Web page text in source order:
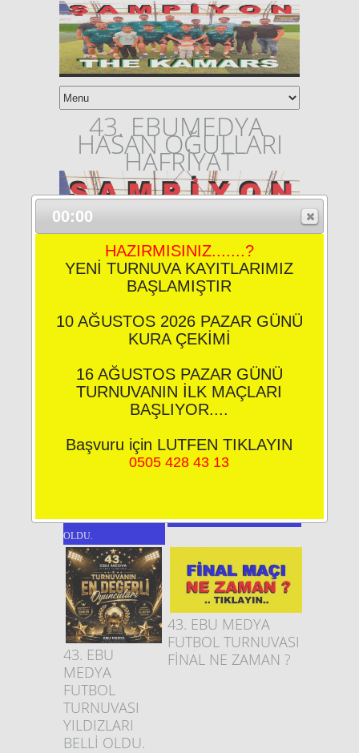
43. EBUMEDYA
HASAN OĞULLARI
HAFRİYAT
YILDIZLARI BELLİ
OLDU.
ZAMAN ?
43. EBU
MEDYA
FUTBOL
TURNUVASI
YILDIZLARI
BELLİ OLDU.
43. EBU MEDYA
FUTBOL TURNUVASI
FİNAL NE ZAMAN ?
00:00
HAZIRMISINIZ.......?
YENİ TURNUVA KAYITLARIMIZ
BAŞLAMIŞTIR
10 AĞUSTOS 2026 PAZAR GÜNÜ
KURA ÇEKİMİ
16 AĞUSTOS PAZAR GÜNÜ
TURNUVANIN İLK MAÇLARI
BAŞLIYOR....
Başvuru için LUTFEN TIKLAYIN
0505 428 43 13